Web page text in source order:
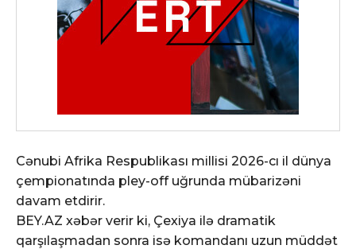
Cənubi Afrika Respublikası millisi 2026-cı il dünya
çempionatında pley-off uğrunda mübarizəni
davam etdirir.
BEY.AZ xəbər verir ki, Çexiya ilə dramatik
qarşılaşmadan sonra isə komandanı uzun müddət